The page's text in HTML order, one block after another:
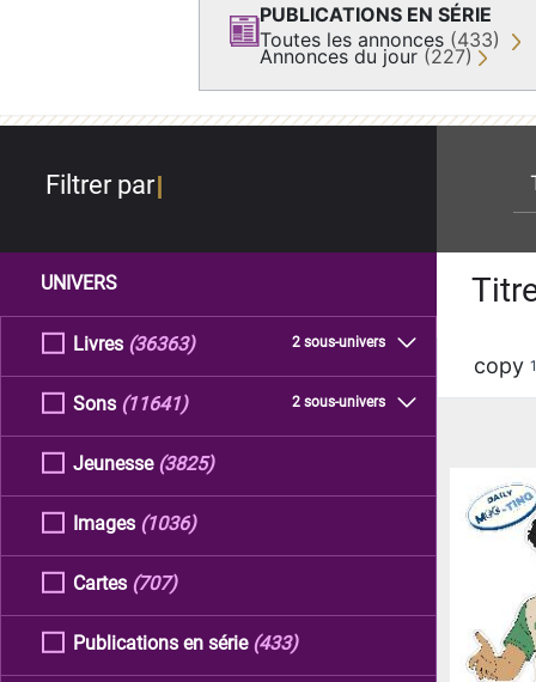
PUBLICATIONS EN SÉRIE
Toutes les annonces (433)
Annonces du jour (227)
Filtrer par
UNIVERS
Livres 2 sous-univers
(36363)
Sons 2 sous-univers
(11641)
Jeunesse (3825)
Images (1036)
Cartes (707)
Publications en série (433)
copy